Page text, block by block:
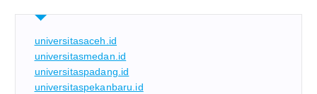
universitasaceh.id
universitasmedan.id
universitaspadang.id
universitaspekanbaru.id